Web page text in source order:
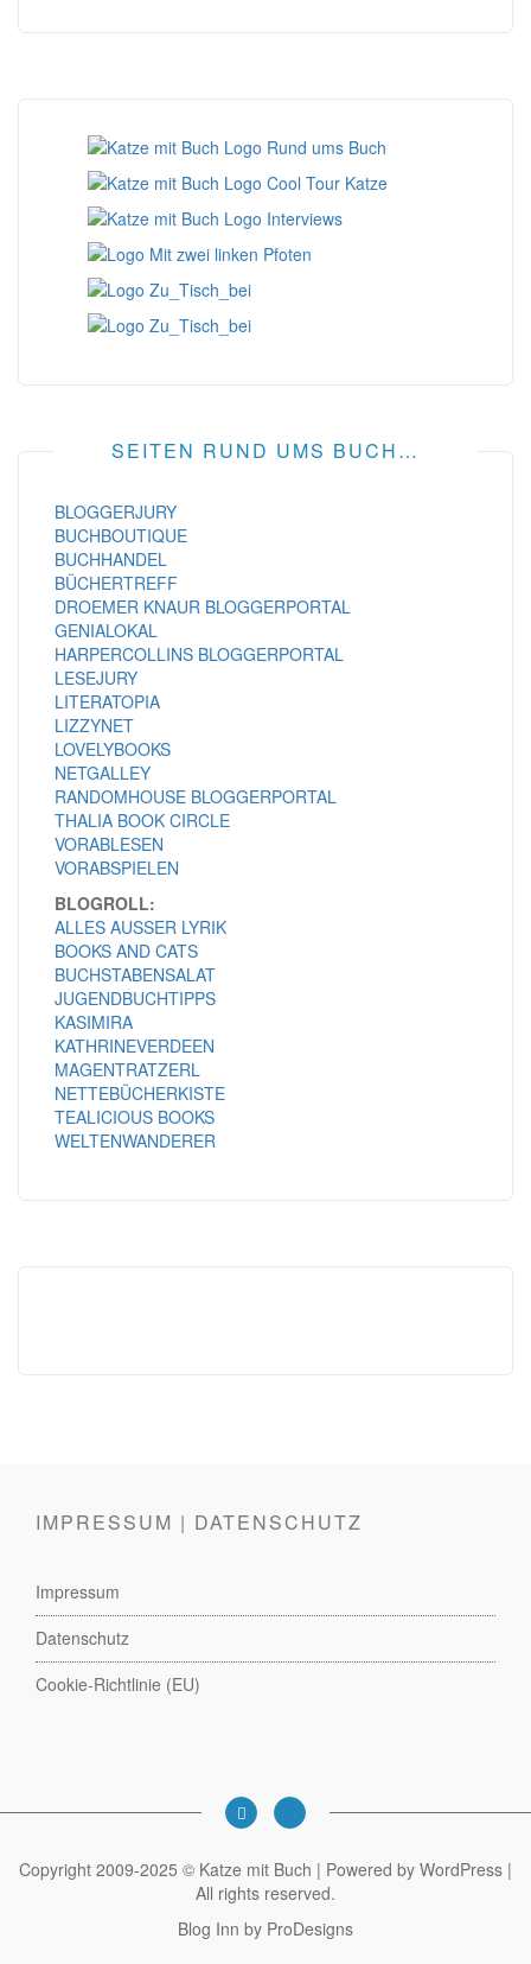
SEITEN RUND UMS BUCH…
BLOGGERJURY
BUCHBOUTIQUE
BUCHHANDEL
BÜCHERTREFF
DROEMER KNAUR BLOGGERPORTAL
GENIALOKAL
HARPERCOLLINS BLOGGERPORTAL
LESEJURY
LITERATOPIA
LIZZYNET
LOVELYBOOKS
NETGALLEY
RANDOMHOUSE BLOGGERPORTAL
THALIA BOOK CIRCLE
VORABLESEN
VORABSPIELEN
BLOGROLL:
ALLES AUSSER LYRIK
BOOKS AND CATS
BUCHSTABENSALAT
JUGENDBUCHTIPPS
KASIMIRA
KATHRINEVERDEEN
MAGENTRATZERL
NETTEBÜCHERKISTE
TEALICIOUS BOOKS
WELTENWANDERER
IMPRESSUM | DATENSCHUTZ
Impressum
Datenschutz
Cookie-Richtlinie (EU)
Copyright 2009-2025 © Katze mit Buch | Powered by WordPress |
All rights reserved.
Blog Inn by ProDesigns